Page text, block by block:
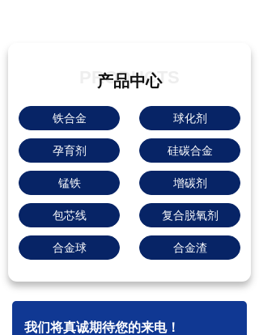
我们将真诚期待您的来电！
产品中心
PRODUCTS
铁合金
孕育剂
锰铁
包芯线
合金球
球化剂
硅碳合金
增碳剂
复合脱氧剂
合金渣